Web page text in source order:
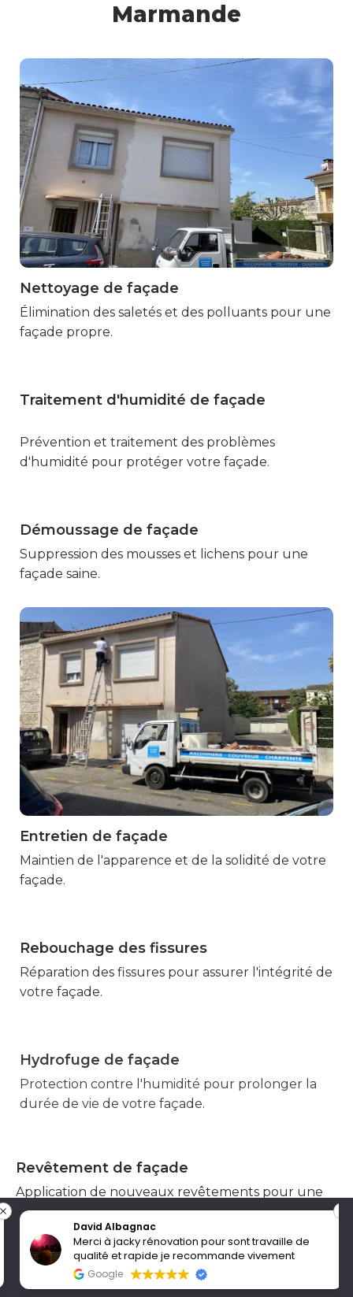
Marmande
Nettoyage de façade
Élimination des saletés et des polluants pour une
façade propre.
Traitement d'humidité de façade
Prévention et traitement des problèmes
d'humidité pour protéger votre façade.
Démoussage de façade
Suppression des mousses et lichens pour une
façade saine.
Entretien de façade
Maintien de l'apparence et de la solidité de votre
façade.
Rebouchage des fissures
Réparation des fissures pour assurer l'intégrité de
votre façade.
Hydrofuge de façade
Protection contre l'humidité pour prolonger la
durée de vie de votre façade.
Revêtement de façade
Application de nouveaux revêtements pour une
façade rénovée.
Bardage de façade en zinc
expérience sur notre site web. Si vous continuez à utiliser ce
site, nous supposerons que vous en êtes satisfait.
OK
David Albagnac
Merci à jacky rénovation pour sont travaille de
qualité et rapide je recommande vivement
Google